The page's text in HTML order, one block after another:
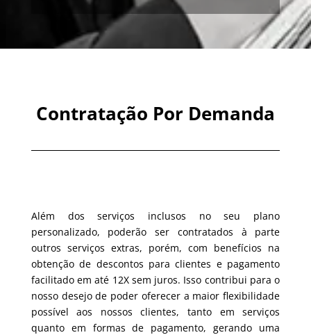
Contratação Por Demanda
Além dos serviços inclusos no seu plano
personalizado, poderão ser contratados à parte
outros serviços extras, porém, com benefícios na
obtenção de descontos para clientes e pagamento
facilitado em até 12X sem juros. Isso contribui para o
nosso desejo de poder oferecer a maior flexibilidade
possível aos nossos clientes, tanto em serviços
quanto em formas de pagamento, gerando uma